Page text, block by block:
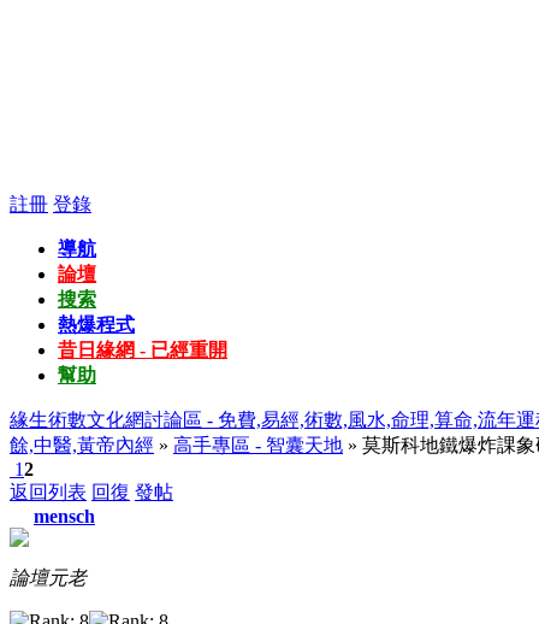
註冊 登錄
導航
論壇
搜索
熱爆程式
昔日緣網 - 已經重開
幫助
緣生術數文化網討論區 - 免費,易經,術數,風水,命理,算命,流年
餘,中醫,黃帝內經 » 高手專區 - 智囊天地 » 莫斯科地鐵爆炸課
12
返回列表 回復 發帖
mensch
論壇元老